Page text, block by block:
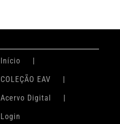
Início
COLEÇÃO EAV
Acervo Digital
Login